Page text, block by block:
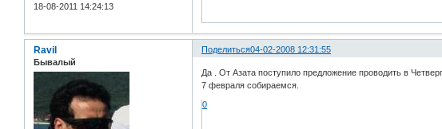
18-08-2011 14:24:13
Поделиться04-02-2008 12:31:55
Ravil
Бывалый
Да . От Азата поступило предложение проводить в
7 февраля собираемся.
0